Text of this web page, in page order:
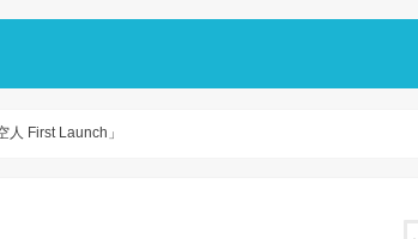
人 First Launch」